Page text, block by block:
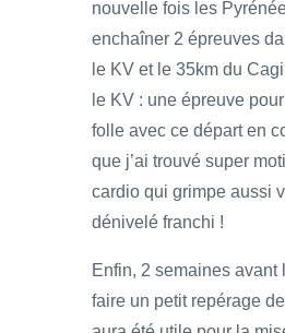
nouvelle fois les
enchaîner 2 épreuves
le KV et le 35km du
le KV : une épreuve
folle avec ce départ en
que j’ai trouvé super
cardio qui grimpe aussi
dénivelé franchi !
Enfin, 2 semaines avant
faire un petit repérage